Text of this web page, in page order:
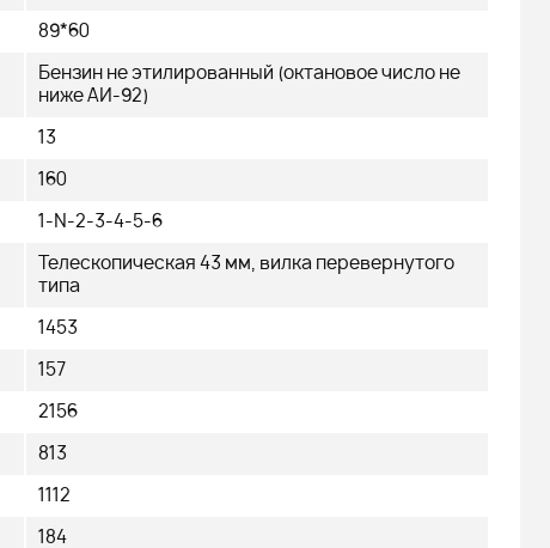
89*60
Бензин не этилированный (октановое число не
ниже АИ-92)
13
160
1-N-2-3-4-5-6
Телескопическая 43 мм, вилка перевернутого
типа
1453
157
2156
813
1112
184